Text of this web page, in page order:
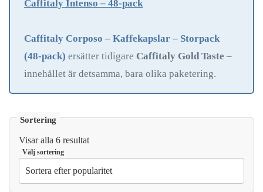
Caffitaly Intenso – 48-pack
Caffitaly Corposo – Kaffekapslar – Storpack
(48-pack) ersätter tidigare Caffitaly Gold Taste –
innehållet är detsamma, bara olika paketering.
Visar alla 6 resultatSortera
popularitet